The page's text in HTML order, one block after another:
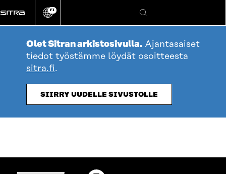
suoraan
sisältöön
Vaihda
kieli
FI
Hae
Olet Sitran arkistosivulla. Ajantasaiset
tiedot työstämme löydät osoitteesta
sitra.fi.
SIIRRY UUDELLE SIVUSTOLLE